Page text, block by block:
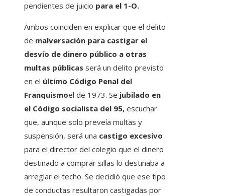
pendientes de juicio para el 1-O.
Ambos coinciden en explicar que el delito
de malversación para castigar el
desvío de dinero público a otras
multas públicas será un delito previsto
en el último Código Penal del
Franquismoel de 1973. Se jubilado en
el Código socialista del 95, escuchar
que, aunque solo preveía multas y
suspensión, será una castigo excesivo
para el director del colegio que el dinero
destinado a comprar sillas lo destinaba a
arreglar el techo. Se decidió que ese tipo
de conductas resultaron castigadas por